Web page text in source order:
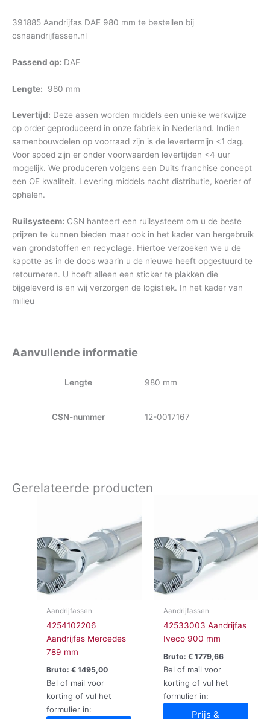
391885 Aandrijfas DAF 980 mm te bestellen bij
csnaandrijfassen.nl
Passend op: DAF
Lengte: 980 mm
Levertijd: Deze assen worden middels een unieke werkwijze
op order geproduceerd in onze fabriek in Nederland. Indien
samenbouwdelen op voorraad zijn is de levertermijn <1 dag.
Voor spoed zijn er onder voorwaarden levertijden <4 uur
mogelijk. We produceren volgens een Duits franchise concept
een OE kwaliteit. Levering middels nacht distributie, koerier of
ophalen.
Ruilsysteem: CSN hanteert een ruilsysteem om u de beste
prijzen te kunnen bieden maar ook in het kader van hergebruik
van grondstoffen en recyclage. Hiertoe verzoeken we u de
kapotte as in de doos waarin u de nieuwe heeft opgestuurd te
retourneren. U hoeft alleen een sticker te plakken die
bijgeleverd is en wij verzorgen de logistiek. In het kader van
milieu
Aanvullende informatie
Lengte 980 mm
CSN-nummer 12-0017167
Gerelateerde producten
Aandrijfassen
4254102206
Aandrijfas Mercedes
789 mm
Bruto:€ 1495,00
Bel of mail voor
korting of vul het
formulier in:
Aandrijfassen
42533003 Aandrijfas
Iveco 900 mm
Bruto: €1779,66
Bel of mail voor
korting of vul het
formulier in:
Prijs &